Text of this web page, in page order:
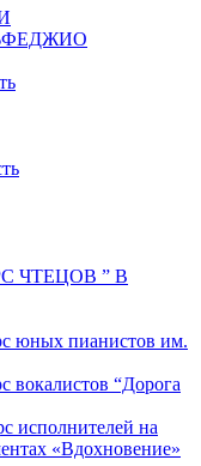
ЧТЕЦОВ ” В
юных пианистов им.
вокалистов “Дорога
исполнителей на
«Вдохновение»